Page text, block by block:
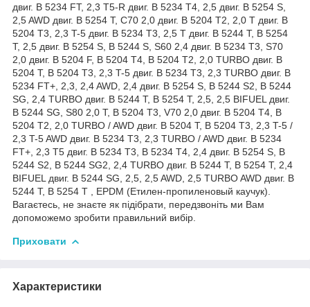
двиг. B 5234 FT, 2,3 T5-R двиг. B 5234 T4, 2,5 двиг. B 5254 S,
2,5 AWD двиг. B 5254 T, C70 2,0 двиг. B 5204 T2, 2,0 T двиг. B
5204 T3, 2,3 T-5 двиг. B 5234 T3, 2,5 T двиг. B 5244 T, B 5254
T, 2,5 двиг. B 5254 S, B 5244 S, S60 2,4 двиг. B 5234 T3, S70
2,0 двиг. B 5204 F, B 5204 T4, B 5204 T2, 2,0 TURBO двиг. B
5204 T, B 5204 T3, 2,3 T-5 двиг. B 5234 T3, 2,3 TURBO двиг. B
5234 FT+, 2,3, 2,4 AWD, 2,4 двиг. B 5254 S, B 5244 S2, B 5244
SG, 2,4 TURBO двиг. B 5244 T, B 5254 T, 2,5, 2,5 BIFUEL двиг.
B 5244 SG, S80 2,0 T, B 5204 T3, V70 2,0 двиг. B 5204 T4, B
5204 T2, 2,0 TURBO / AWD двиг. B 5204 T, B 5204 T3, 2,3 T-5 /
2,3 T-5 AWD двиг. B 5234 T3, 2,3 TURBO / AWD двиг. B 5234
FT+, 2,3 T5 двиг. B 5234 T3, B 5234 T4, 2,4 двиг. B 5254 S, B
5244 S2, B 5244 SG2, 2,4 TURBO двиг. B 5244 T, B 5254 T, 2,4
BIFUEL двиг. B 5244 SG, 2,5, 2,5 AWD, 2,5 TURBO AWD двиг. B
5244 T, B 5254 T , EPDM (Етилен-пропиленовый каучук).
Вагаєтесь, не знаєте як підібрати, передзвоніть ми Вам
допоможемо зробити правильний вибір.
Приховати
Характеристики